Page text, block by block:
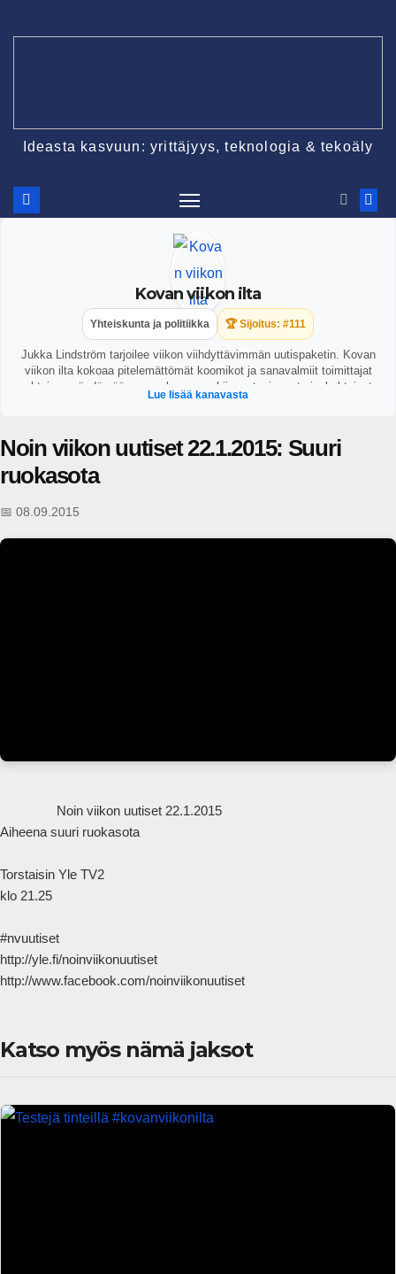
Ideasta kasvuun: yrittäjyys, teknologia & tekoäly
Kovan viikon ilta
Yhteiskunta ja politiikka 🏆 Sijoitus: #111
Jukka Lindström tarjoilee viikon viihdyttävimmän uutispaketin. Kovan
viikon ilta kokoaa pitelemättömät koomikot ja sanavalmiit toimittajat
yhteisen pöydän ääreen perkaamaan kiinnostavimmat ajankohtaiset
puheenaiheet. https://areena.yle.fi/1-64828919?t=tulevat-jaksot
Lue lisää kanavasta
Noin viikon uutiset 22.1.2015: Suuri
ruokasota
📅 08.09.2015
Aiheena suuri ruokasota
Torstaisin Yle TV2
klo 21.25
#nvuutiset
http://yle.fi/noinviikonuutiset
http://www.facebook.com/noinviikonuutiset
Katso myös nämä jaksot